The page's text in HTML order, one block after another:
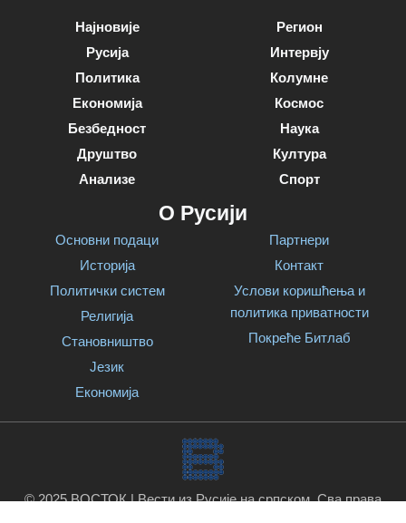
Најновије
Русија
Политика
Економија
Безбедност
Друштво
Анализе
Регион
Интервју
Колумне
Космос
Наука
Култура
Спорт
О Русији
Основни подаци
Историја
Политички систем
Религија
Становништво
Језик
Економија
Партнери
Контакт
Услови коришћења и
политика приватности
Покреће Битлаб
© 2025 ВОСТОК | Вести из Русије на српском. Сва права